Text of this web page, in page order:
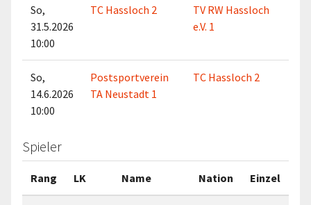
So,
31.5.2026
10:00
TC Hassloch 2
TV RW Hassloch
e.V. 1
So,
14.6.2026
10:00
Postsportverein
TA Neustadt 1
TC Hassloch 2
Spieler
Rang LK Name Nation Einzel